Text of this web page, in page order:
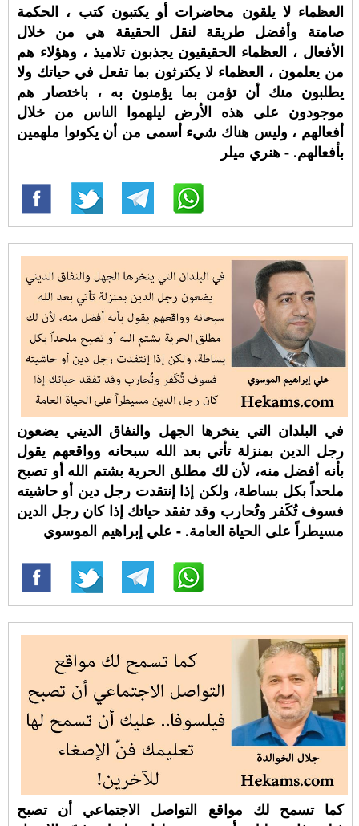
العظماء لا يلقون محاضرات أو يكتبون كتب ، الحكمة
صامتة وأفضل طريقة لنقل الحقيقة هي من خلال
الأفعال ، العظماء الحقيقيون يجذبون تلاميذ ، وهؤلاء هم
من يعلمون ، العظماء لا يكترثون بما تفعل في حياتك ولا
يطلبون منك أن تؤمن بما يؤمنون به ، باختصار هم
موجودون على هذه الأرض ليلهموا الناس من خلال
أفعالهم ، وليس هناك شيء أسمى من أن يكونوا ملهمين
بأفعالهم. - هنري ميلر
في البلدان التي ينخرها الجهل والنفاق الديني يضعون
رجل الدين بمنزلة تأتي بعد الله سبحانه وواقعهم يقول
بأنه أفضل منه، لأن لك مطلق الحرية بشتم الله أو تصبح
ملحداً بكل بساطة، ولكن إذا إنتقدت رجل دين أو حاشيته
فسوف تُكَفر وتُحارب وقد تفقد حياتك إذا كان رجل الدين
مسيطراً على الحياة العامة. - علي إبراهيم الموسوي
كما تسمح لك مواقع التواصل الاجتماعي أن تصبح